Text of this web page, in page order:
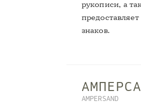
рукописи, а
знаков.
AMPERSAND